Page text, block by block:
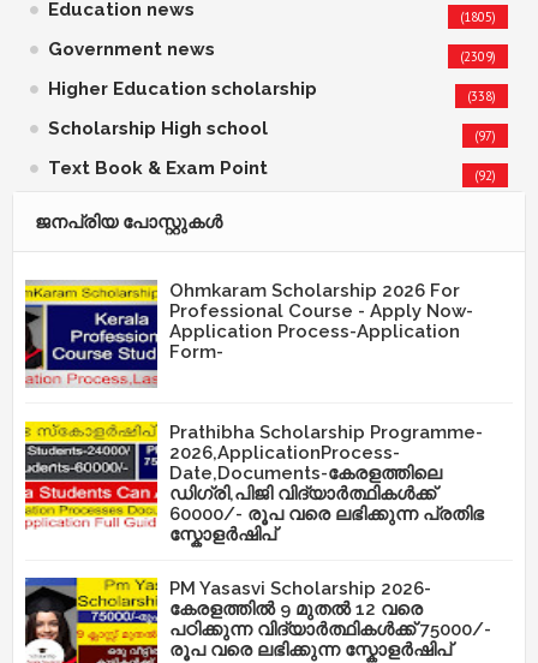
Education news (1805)
Government news (2309)
Higher Education scholarship (338)
Scholarship High school (97)
Text Book & Exam Point (92)
ജനപ്രിയ പോസ്റ്റുകള്‍‌
Ohmkaram Scholarship 2026 For
Professional Course - Apply Now-
Application Process-Application
Form-
Prathibha Scholarship Programme-
2026,ApplicationProcess-
Date,Documents-കേരളത്തിലെ
ഡിഗ്രി,പിജി വിദ്യാർത്ഥികൾക്ക്
60000/- രൂപ വരെ ലഭിക്കുന്ന പ്രതിഭ
സ്കോളർഷിപ്
PM Yasasvi Scholarship 2026-
കേരളത്തിൽ 9 മുതൽ 12 വരെ
പഠിക്കുന്ന വിദ്യാർത്ഥികൾക്ക് 75000/-
രൂപ വരെ ലഭിക്കുന്ന സ്കോളർഷിപ്